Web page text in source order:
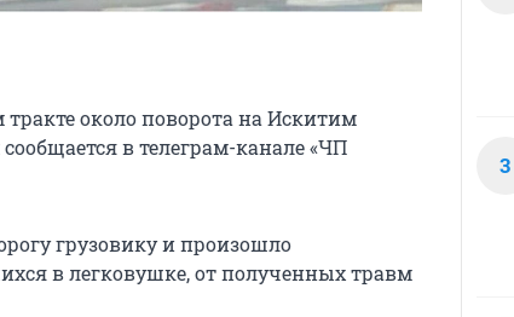
около поворота на Искитим
в телеграм-канале «ЧП
грузовику и произошло
в легковушке, от полученных травм
3